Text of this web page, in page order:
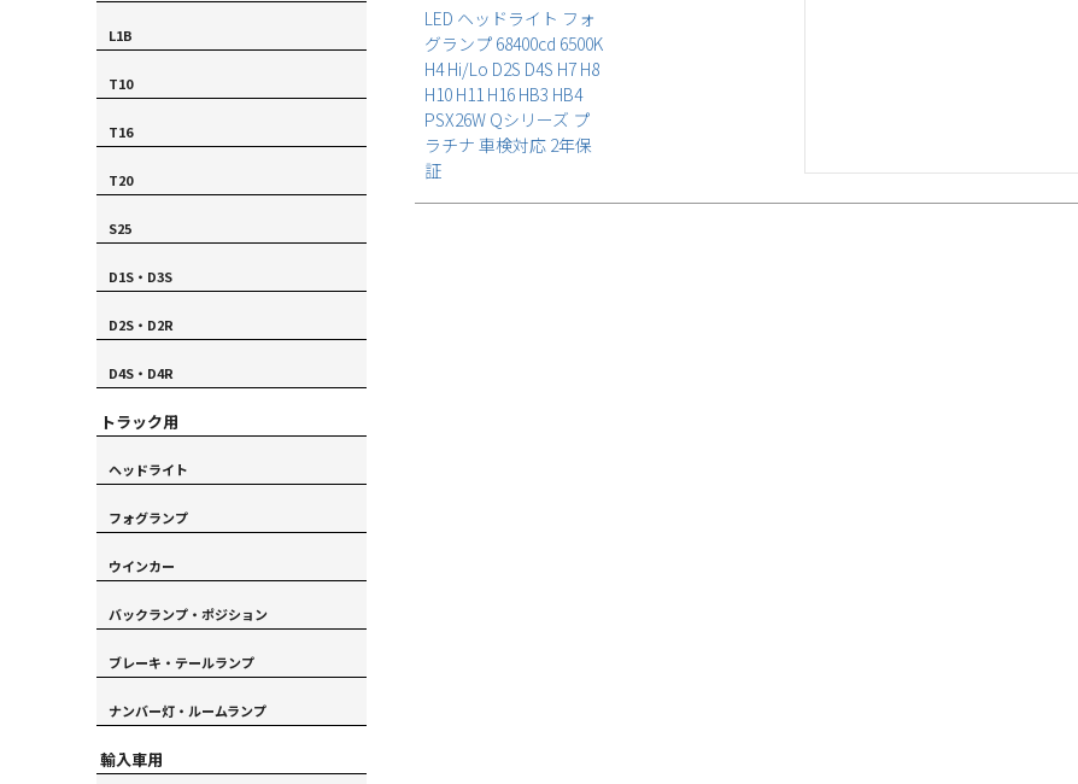
L1B
T10
T16
T20
S25
D1S・D3S
D2S・D2R
D4S・D4R
トラック用
ヘッドライト
フォグランプ
ウインカー
バックランプ・ポジション
ブレーキ・テールランプ
ナンバー灯・ルームランプ
輸入車用
LED ヘッドライト フォ
グランプ 68400cd 6500K
H4 Hi/Lo D2S D4S H7 H8
H10 H11 H16 HB3 HB4
PSX26W Qシリーズ プ
ラチナ 車検対応 2年保
証